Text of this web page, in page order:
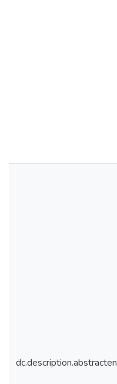
dc.description.abstracten